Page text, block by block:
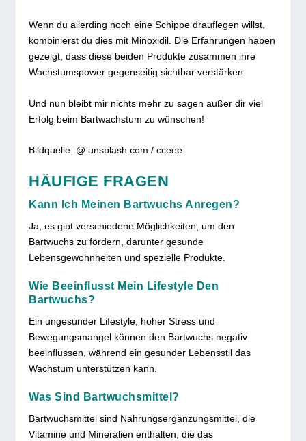
Wenn du allerding noch eine Schippe drauflegen willst,
kombinierst du dies mit Minoxidil. Die Erfahrungen haben
gezeigt, dass diese beiden Produkte zusammen ihre
Wachstumspower gegenseitig sichtbar verstärken.
Und nun bleibt mir nichts mehr zu sagen außer dir viel
Erfolg beim Bartwachstum zu wünschen!
Bildquelle: @ unsplash.com / cceee
HÄUFIGE FRAGEN
Kann Ich Meinen Bartwuchs Anregen?
Ja, es gibt verschiedene Möglichkeiten, um den
Bartwuchs zu fördern, darunter gesunde
Lebensgewohnheiten und spezielle Produkte.
Wie Beeinflusst Mein Lifestyle Den
Bartwuchs?
Ein ungesunder Lifestyle, hoher Stress und
Bewegungsmangel können den Bartwuchs negativ
beeinflussen, während ein gesunder Lebensstil das
Wachstum unterstützen kann.
Was Sind Bartwuchsmittel?
Bartwuchsmittel sind Nahrungsergänzungsmittel, die
Vitamine und Mineralien enthalten, die das